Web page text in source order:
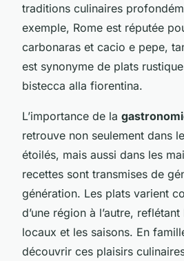
traditions culinaires
exemple, Rome est réputée
carbonaras et cacio e pepe,
est synonyme de plats
bistecca alla fiorentina.
L’importance de la
retrouve non seulement dans
étoilés, mais aussi dans les
recettes sont transmises de
génération. Les plats varient
d’une région à l’autre,
locaux et les saisons. En
découvrir ces plaisirs